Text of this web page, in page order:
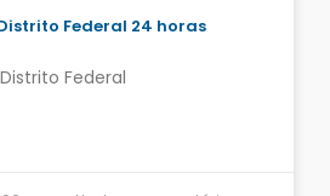
Federal 24 horas
Federal